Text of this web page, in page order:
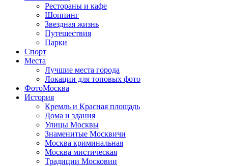
Рестораны и кафе
Шоппинг
Звездная жизнь
Путешествия
Парки
Спорт
Места
Лучшие места города
Локации для топовых фото
ФотоМосква
История
Кремль и Красная площадь
Дома и здания
Улицы Москвы
Знаменитые Москвичи
Москва криминальная
Москва мистическая
Традиции Московии